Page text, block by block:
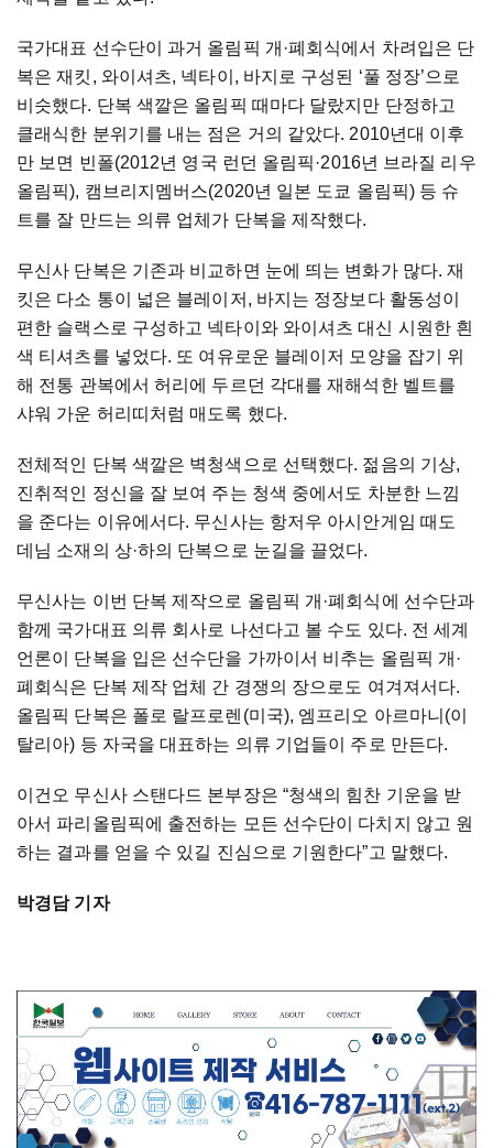
국가대표 선수단이 과거 올림픽 개·폐회식에서 차려입은 단
복은 재킷, 와이셔츠, 넥타이, 바지로 구성된 ‘풀 정장’으로
비슷했다. 단복 색깔은 올림픽 때마다 달랐지만 단정하고
클래식한 분위기를 내는 점은 거의 같았다. 2010년대 이후
만 보면 빈폴(2012년 영국 런던 올림픽·2016년 브라질 리우
올림픽), 캠브리지멤버스(2020년 일본 도쿄 올림픽) 등 슈
트를 잘 만드는 의류 업체가 단복을 제작했다.
무신사 단복은 기존과 비교하면 눈에 띄는 변화가 많다. 재
킷은 다소 통이 넓은 블레이저, 바지는 정장보다 활동성이
편한 슬랙스로 구성하고 넥타이와 와이셔츠 대신 시원한 흰
색 티셔츠를 넣었다. 또 여유로운 블레이저 모양을 잡기 위
해 전통 관복에서 허리에 두르던 각대를 재해석한 벨트를
샤워 가운 허리띠처럼 매도록 했다.
전체적인 단복 색깔은 벽청색으로 선택했다. 젊음의 기상,
진취적인 정신을 잘 보여 주는 청색 중에서도 차분한 느낌
을 준다는 이유에서다. 무신사는 항저우 아시안게임 때도
데님 소재의 상·하의 단복으로 눈길을 끌었다.
무신사는 이번 단복 제작으로 올림픽 개·폐회식에 선수단과
함께 국가대표 의류 회사로 나선다고 볼 수도 있다. 전 세계
언론이 단복을 입은 선수단을 가까이서 비추는 올림픽 개·
폐회식은 단복 제작 업체 간 경쟁의 장으로도 여겨져서다.
올림픽 단복은 폴로 랄프로렌(미국), 엠프리오 아르마니(이
탈리아) 등 자국을 대표하는 의류 기업들이 주로 만든다.
이건오 무신사 스탠다드 본부장은 “청색의 힘찬 기운을 받
아서 파리올림픽에 출전하는 모든 선수단이 다치지 않고 원
하는 결과를 얻을 수 있길 진심으로 기원한다”고 말했다.
박경담 기자